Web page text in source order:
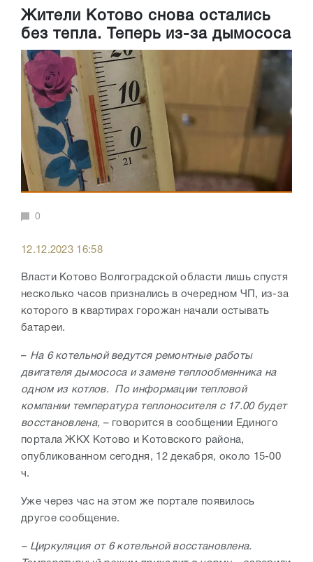
Жители Котово снова остались
без тепла. Теперь из-за дымососа
0
12.12.2023 16:58
Власти Котово Волгоградской области лишь спустя
несколько часов признались в очередном ЧП, из-за
которого в квартирах горожан начали остывать
батареи.
– На 6 котельной ведутся ремонтные работы
двигателя дымососа и замене теплообменника на
одном из котлов. По информации тепловой
компании температура теплоносителя с 17.00 будет
восстановлена, – говорится в сообщении Единого
портала ЖКХ Котово и Котовского района,
опубликованном сегодня, 12 декабря, около 15-00
ч.
Уже через час на этом же портале появилось
другое сообщение.
– Циркуляция от 6 котельной восстановлена.